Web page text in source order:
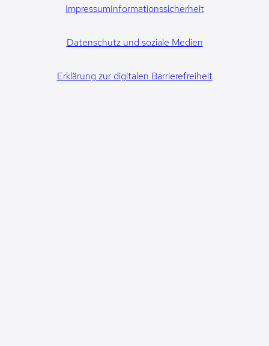
ImpressumInformationssicherheit
Datenschutz und soziale Medien
Erklärung zur digitalen Barrierefreiheit